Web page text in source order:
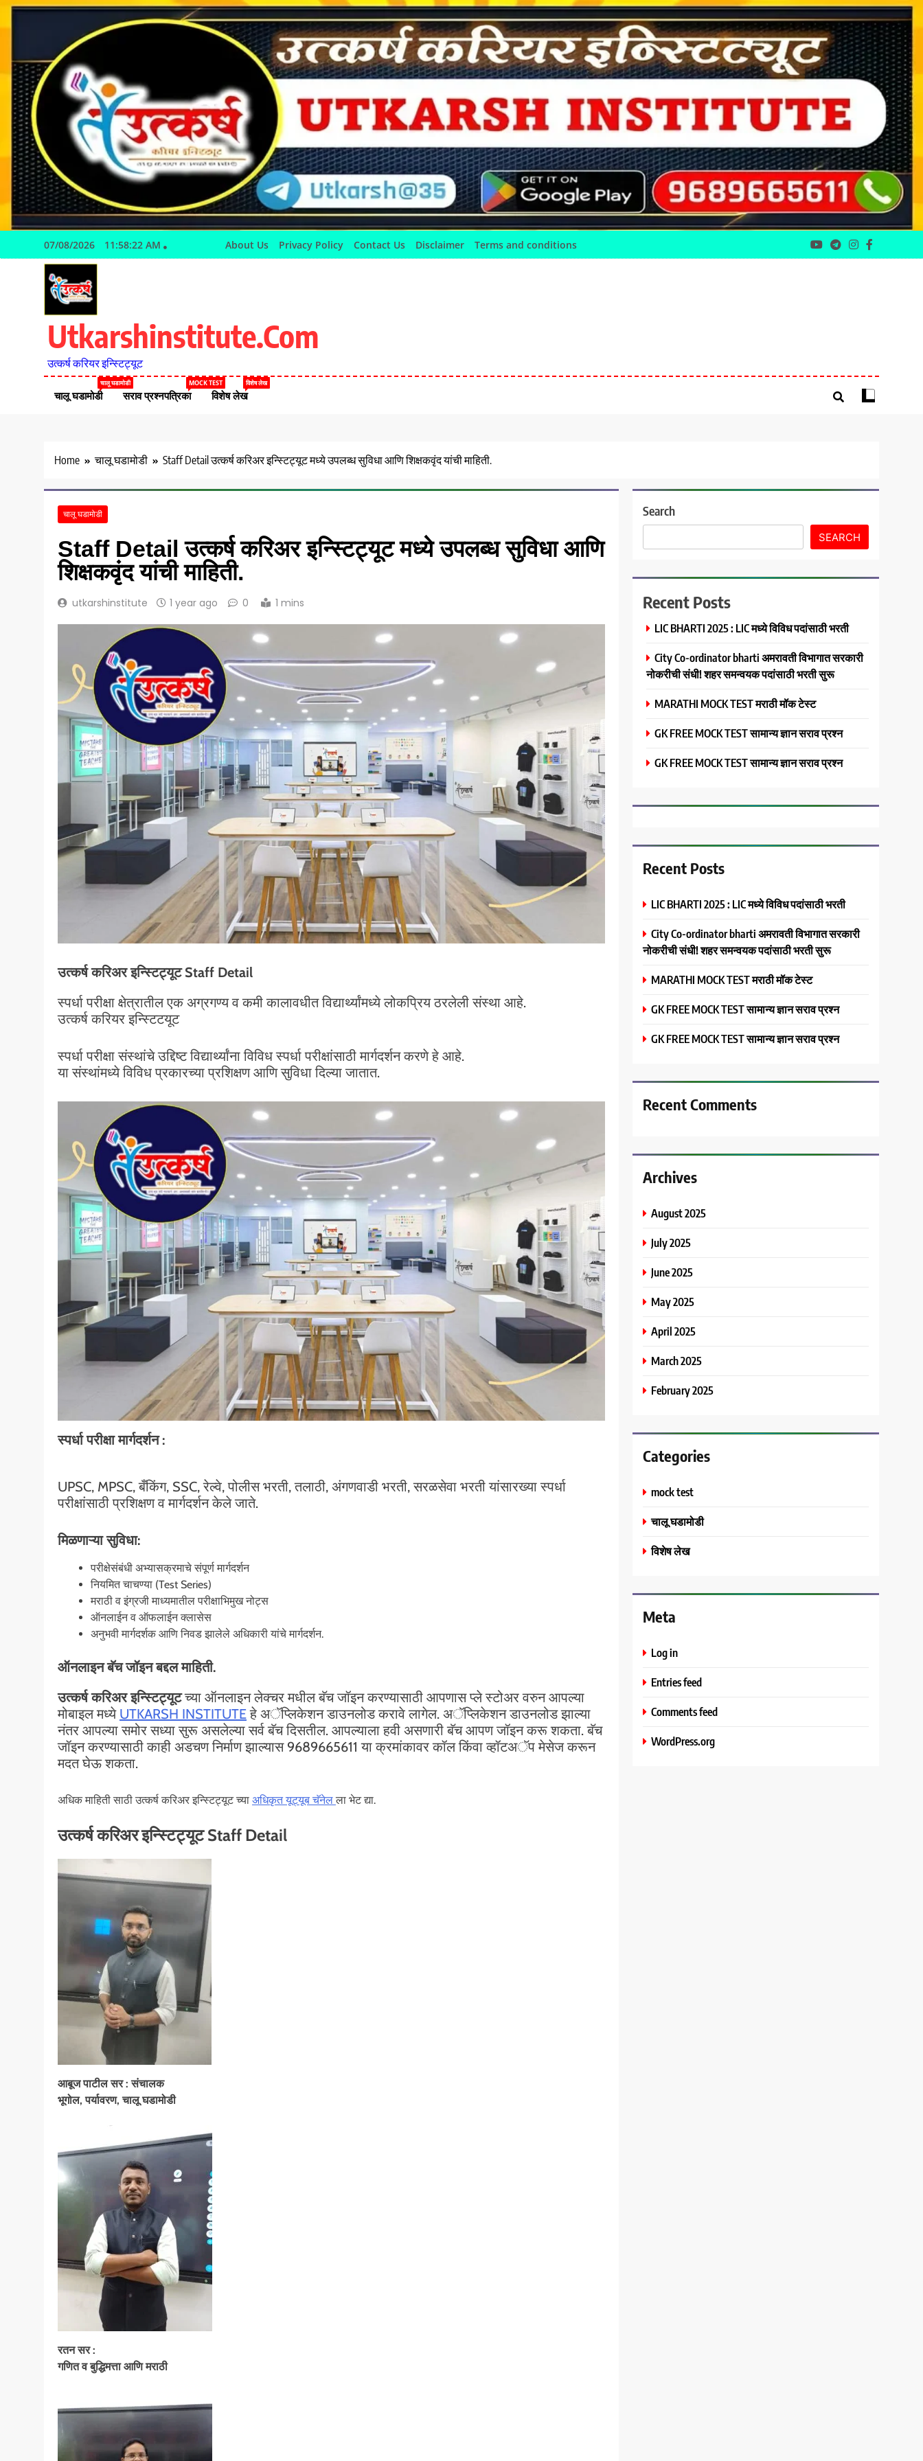
Skip
07/08/2026 11:58:23 AM About Us Privacy Policy Contact Us Disclaimer Terms and conditions
Utkarshinstitute.com
उत्कर्ष करियर इन्स्टिट्यूट
चालू घडामोडी
चालू घडामोडी
सराव प्रश्नपत्रिका
MOCK TEST
विशेष लेख
विशेष लेख
Home चालू घडामोडी Staff Detail उत्कर्ष करिअर इन्स्टिट्यूट मध्ये उपलब्ध सुविधा आणि शिक्षकवृंद यांची माहिती.
चालू घडामोडी
Staff Detail उत्कर्ष करिअर इन्स्टिट्यूट मध्ये उपलब्ध सुविधा आणि
शिक्षकवृंद यांची माहिती.
utkarshinstitute 1 year ago 0 1 mins
उत्कर्ष करिअर इन्स्टिट्यूट Staff Detail
स्पर्धा परीक्षा क्षेत्रातील एक अग्रगण्य व कमी कालावधीत विद्यार्थ्यांमध्ये लोकप्रिय ठरलेली संस्था आहे.
उत्कर्ष करियर इन्स्टिटयूट
स्पर्धा परीक्षा संस्थांचे उद्दिष्ट विद्यार्थ्यांना विविध स्पर्धा परीक्षांसाठी मार्गदर्शन करणे हे आहे.
या संस्थांमध्ये विविध प्रकारच्या प्रशिक्षण आणि सुविधा दिल्या जातात.
स्पर्धा परीक्षा मार्गदर्शन :
UPSC, MPSC, बँकिंग, SSC, रेल्वे, पोलीस भरती, तलाठी, अंगणवाडी भरती, सरळसेवा भरती यांसारख्या स्पर्धा
परीक्षांसाठी प्रशिक्षण व मार्गदर्शन केले जाते.
मिळणाऱ्या सुविधा:
परीक्षेसंबंधी अभ्यासक्रमाचे संपूर्ण मार्गदर्शन
नियमित चाचण्या (Test Series)
मराठी व इंग्रजी माध्यमातील परीक्षाभिमुख नोट्स
ऑनलाईन व ऑफलाईन क्लासेस
अनुभवी मार्गदर्शक आणि निवड झालेले अधिकारी यांचे मार्गदर्शन.
ऑनलाइन बॅच जॉइन बद्दल माहिती.
उत्कर्ष करिअर इन्स्टिट्यूटच्या ऑनलाइन लेक्चर मधील बॅच जॉइन करण्यासाठी आपणास प्ले स्टोअर वरुन आपल्या
मोबाइल मध्ये UTKARSH INSTITUTEहे अॅप्लिकेशन डाउनलोड करावे लागेल. अॅप्लिकेशन डाउनलोड झाल्या
नंतर आपल्या समोर सध्या सुरू असलेल्या सर्व बॅच दिसतील. आपल्याला हवी असणारी बॅच आपण जॉइन करू शकता. बॅच
जॉइन करण्यासाठी काही अडचण निर्माण झाल्यास 9689665611 या क्रमांकावर कॉल किंवा व्हॉटअॅप मेसेज करून
मदत घेऊ शकता.
अधिक माहिती साठी उत्कर्ष करिअर इन्स्टिट्यूट च्या अधिकृत यूट्यूब चॅनेलला भेट द्या.
उत्कर्ष करिअर इन्स्टिट्यूट Staff Detail
आबूज पाटील सर : संचालक
भूगोल, पर्यावरण, चालू घडामोडी
रतन सर :
गणित व बुद्धिमत्ता आणि मराठी
Search
SEARCH
Recent Posts
LIC BHARTI 2025 : LIC मध्ये विविध पदांसाठी भरती
City Co-ordinator bharti अमरावती विभागात सरकारी
नोकरीची संधी! शहर समन्वयक पदांसाठी भरती सुरू
MARATHI MOCK TEST मराठी मॉक टेस्ट
GK FREE MOCK TEST सामान्य ज्ञान सराव प्रश्न
GK FREE MOCK TEST सामान्य ज्ञान सराव प्रश्न
Recent Posts
LIC BHARTI 2025 : LIC मध्ये विविध पदांसाठी भरती
City Co-ordinator bharti अमरावती विभागात सरकारी
नोकरीची संधी! शहर समन्वयक पदांसाठी भरती सुरू
MARATHI MOCK TEST मराठी मॉक टेस्ट
GK FREE MOCK TEST सामान्य ज्ञान सराव प्रश्न
GK FREE MOCK TEST सामान्य ज्ञान सराव प्रश्न
Recent Comments
Archives
August 2025
July 2025
June 2025
May 2025
April 2025
March 2025
February 2025
Categories
mock test
चालू घडामोडी
विशेष लेख
Meta
Log in
Entries feed
Comments feed
WordPress.org